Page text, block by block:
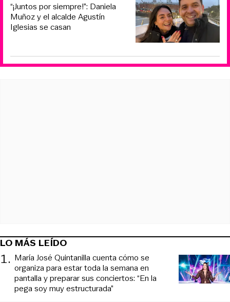
“¡Juntos por siempre!”: Daniela
Muñoz y el alcalde Agustín
Iglesias se casan
LO MÁS LEÍDO
1. María José Quintanilla cuenta cómo se
organiza para estar toda la semana en
pantalla y preparar sus conciertos: “En la
pega soy muy estructurada”